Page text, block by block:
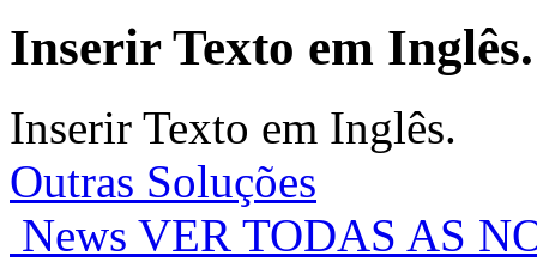
Inserir Texto em Inglês.
Inserir Texto em Inglês.
Outras Soluções
News VER TODAS AS